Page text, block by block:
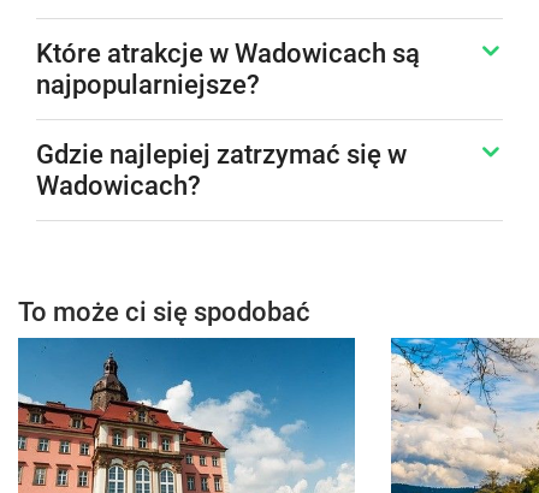
Które atrakcje w Wadowicach są
najpopularniejsze?
Gdzie najlepiej zatrzymać się w
Wadowicach?
To może ci się spodobać